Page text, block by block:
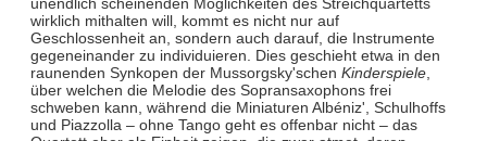
wirklich mithalten will, kommt es nicht nur auf
Geschlossenheit an, sondern auch darauf, die Instrumente
gegeneinander zu individuieren. Dies geschieht etwa in den
raunenden Synkopen der Mussorgsky'schen Kinderspiele,
über welchen die Melodie des Sopransaxophons frei
schweben kann, während die Miniaturen Albéniz', Schulhoffs
und Piazzolla – ohne Tango geht es offenbar nicht – das